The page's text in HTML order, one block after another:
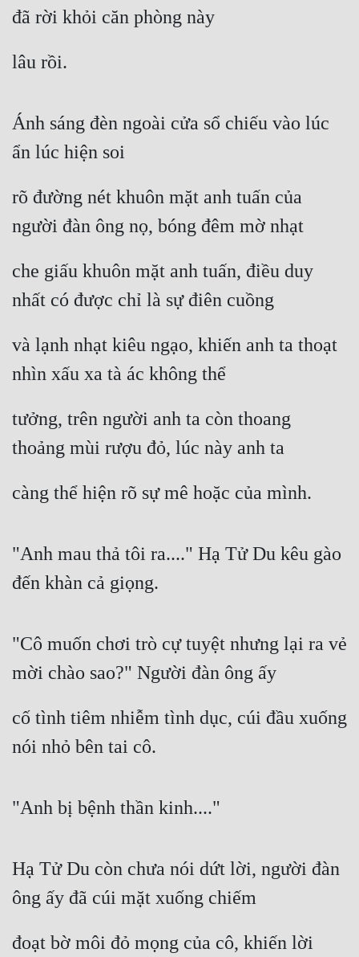
Nữ Cường
Phong Thủy - Tâm Linh
Phản Phái
Quan Trường
Quân Sự
Sảng Văn
Tiên Hiệp
Tiểu Thuyết
Trinh Thám
Trùng Sinh
Trọng Sinh
Tu Tiên
Tội Phạm
Vô Địch
Võ Hiệp
Xuyên Không
Xuyên Sách
Xuyên Thư
Điền Văn
đã rời khỏi căn phòng này
lâu rồi.
Ánh sáng đèn ngoài cửa sổ chiếu vào lúc
ẩn lúc hiện soi
rõ đường nét khuôn mặt anh tuấn của
người đàn ông nọ, bóng đêm mờ nhạt
che giấu khuôn mặt anh tuấn, điều duy
nhất có được chỉ là sự điên cuồng
và lạnh nhạt kiêu ngạo, khiến anh ta thoạt
nhìn xấu xa tà ác không thể
tưởng, trên người anh ta còn thoang
thoảng mùi rượu đỏ, lúc này anh ta
càng thể hiện rõ sự mê hoặc của mình.
"Anh mau thả tôi ra...." Hạ Tử Du kêu gào
đến khàn cả giọng.
"Cô muốn chơi trò cự tuyệt nhưng lại ra vẻ
mời chào sao?" Người đàn ông ấy
cố tình tiêm nhiễm tình dục, cúi đầu xuống
nói nhỏ bên tai cô.
"Anh bị bệnh thần kinh...."
Hạ Tử Du còn chưa nói dứt lời, người đàn
ông ấy đã cúi mặt xuống chiếm
đoạt bờ môi đỏ mọng của cô, khiến lời